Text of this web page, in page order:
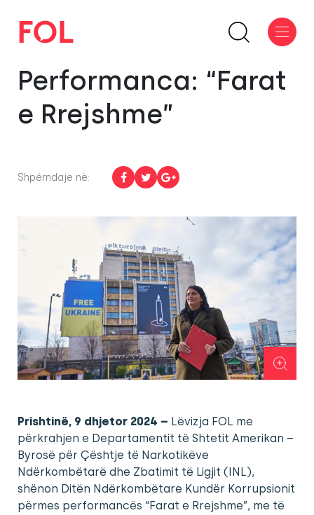
Performanca: “Farat
e Rrejshme”
Shpërndaje në:
Prishtinë, 9 dhjetor 2024 – Lëvizja FOL me
përkrahjen e Departamentit të Shtetit Amerikan –
Byrosë për Çështje të Narkotikëve
Ndërkombëtarë dhe Zbatimit të Ligjit (INL),
shënon Ditën Ndërkombëtare Kundër Korrupsionit
përmes performancës “Farat e Rrejshme”, me të